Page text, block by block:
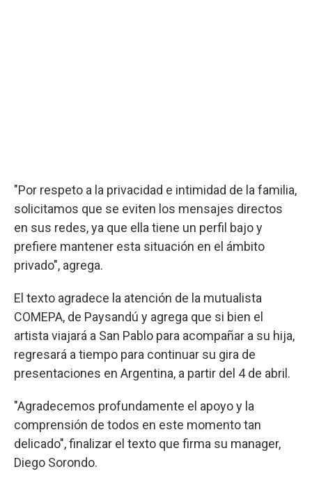
"Por respeto a la privacidad e intimidad de la familia,
solicitamos que se eviten los mensajes directos
en sus redes, ya que ella tiene un perfil bajo y
prefiere mantener esta situación en el ámbito
privado", agrega.
El texto agradece la atención de la mutualista
COMEPA, de Paysandú y agrega que si bien el
artista viajará a San Pablo para acompañar a su hija,
regresará a tiempo para continuar su gira de
presentaciones en Argentina, a partir del 4 de abril.
"Agradecemos profundamente el apoyo y la
comprensión de todos en este momento tan
delicado", finalizar el texto que firma su manager,
Diego Sorondo.